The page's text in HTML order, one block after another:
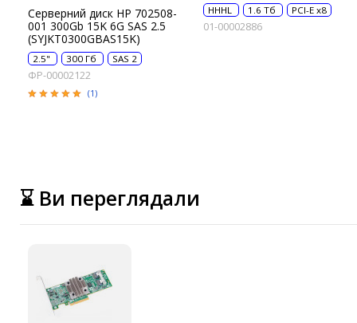
Серверний диск HP 702508-
001 300Gb 15K 6G SAS 2.5
(SYJKT0300GBAS15K)
2.5" 300 Гб SAS 2
ФР-00002122
(1)
HHHL 1.6 Тб PCI-E x8
01-00002886
⌛ Ви переглядали